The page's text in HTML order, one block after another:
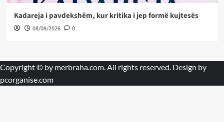
Kadareja i pavdekshëm, kur kritika i jep formë kujtesës
08/08/2026 0
Copyright © by merbraha.com . All rights reserved. Design by
pcorganise.com